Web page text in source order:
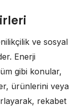
ve sosyal
Enerji
gibi konular,
ürünlerini veya
rekabet